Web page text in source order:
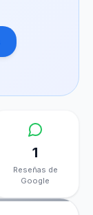
1
Reseñas de
Google